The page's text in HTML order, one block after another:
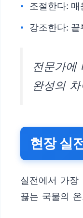
조절한다:
강조한다:
전문가에
완성의
현장 실
실전에서 가장
끓는 국물의